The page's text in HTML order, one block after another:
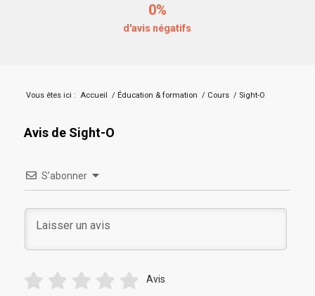
0%
d'avis négatifs
Vous êtes ici : Accueil / Éducation & formation / Cours / Sight-O
Avis de Sight-O
S’abonner
Avis